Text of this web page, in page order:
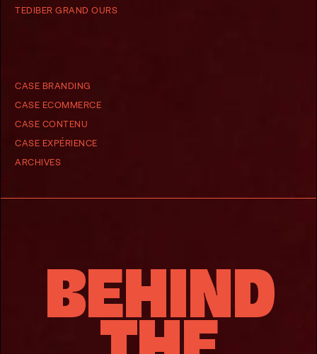
TEDIBER GRAND OURS
CASE BRANDING
CASE ECOMMERCE
CASE CONTENU
CASE EXPÉRIENCE
ARCHIVES
BEHIND